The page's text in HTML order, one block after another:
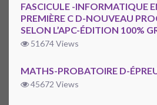
FASCICULE -INFORMATIQUE
PREMIÈRE C D-NOUVEAU
SELON L’APC-ÉDITION 100%
51674 Views
MATHS-PROBATOIRE D-
45672 Views